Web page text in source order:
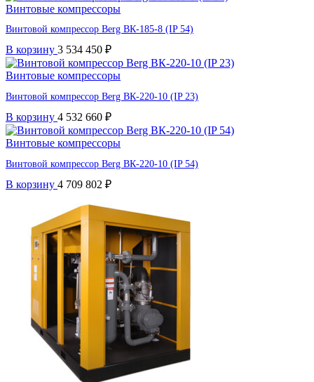
Винтовые компрессоры
Винтовой компрессор Berg ВК-185-8 (IP 54)
В корзину 3 534 450 ₽
Винтовые компрессоры
Винтовой компрессор Berg ВК-220-10 (IP 23)
В корзину 4 532 660 ₽
Винтовые компрессоры
Винтовой компрессор Berg ВК-220-10 (IP 54)
В корзину 4 709 802 ₽